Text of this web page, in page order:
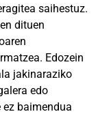
saihestuz.
dituen
Edozein
jakinaraziko
edo
baimendua